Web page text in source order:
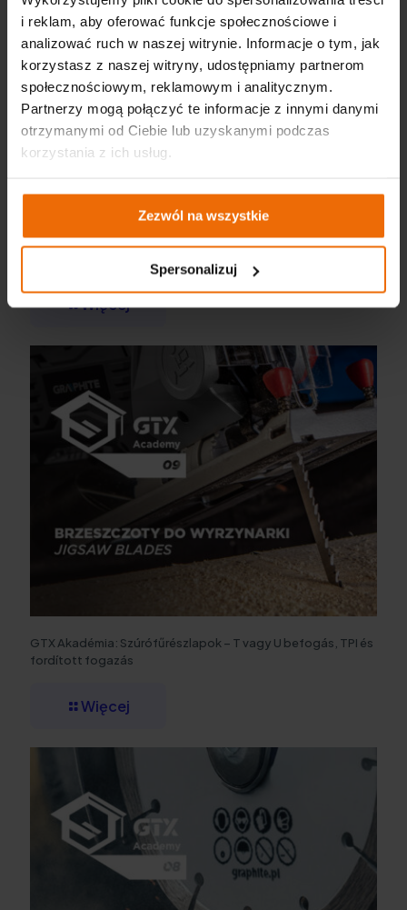
i reklam, aby oferować funkcje społecznościowe i
analizować ruch w naszej witrynie. Informacje o tym, jak
korzystasz z naszej witryny, udostępniamy partnerom
społecznościowym, reklamowym i analitycznym.
Partnerzy mogą połączyć te informacje z innymi danymi
otrzymanymi od Ciebie lub uzyskanymi podczas
korzystania z ich usług.
Zezwól na wszystkie
Spersonalizuj
MOTO 2026 katalógus – átfogó felszerelés egy modern
Więcej
GTX Akadémia: Szúrófűrészlapok – T vagy U befogás, TPI és
fordított fogazás
Więcej